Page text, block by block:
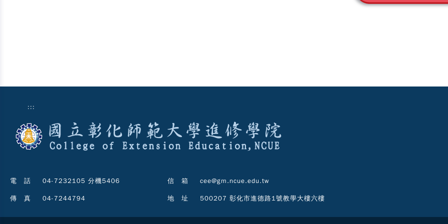
:::
電 話 04-7232105 分機5406 信 箱 cee@gm.ncue.edu.tw
傳 真 04-7244794 地 址 500207 彰化市進德路1號教學大樓六樓